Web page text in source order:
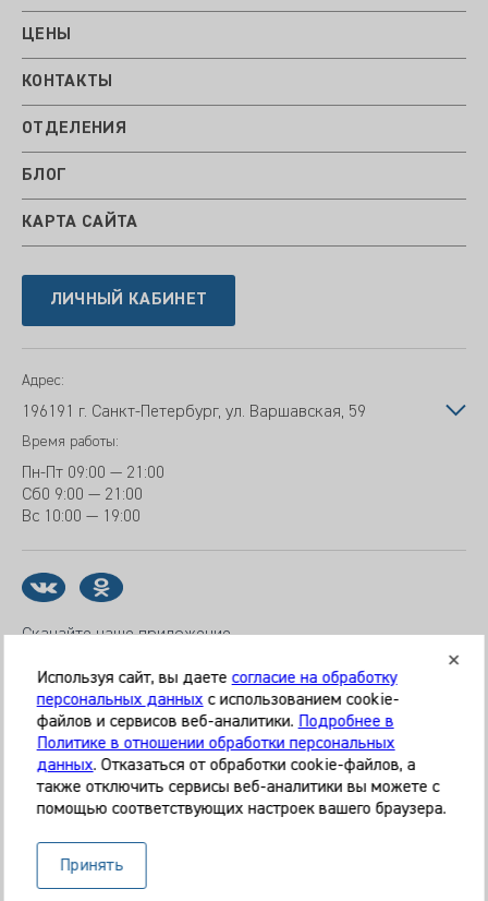
ЦЕНЫ
КОНТАКТЫ
ОТДЕЛЕНИЯ
БЛОГ
КАРТА САЙТА
ЛИЧНЫЙ КАБИНЕТ
Адрес:
196191 г. Санкт-Петербург, ул. Варшавская, 59
Время работы:
Пн-Пт 09:00 — 21:00
Сб0 9:00 — 21:00
Вс 10:00 — 19:00
Скачайте наше приложение
© 2026 Клиника «МЕДИКАЛ ОН ГРУП»
Все права защищены
Информация, представленная на сайте, является
постановки диагноза, назначения лечения. Необходима
очная консультация специалиста. Используя данный сайт,
вы даёте согласие на обработку ваших данных сервисом
Используя сайт, вы даете согласие на обработку
персональных данныхс использованием cookie-
файлов и сервисов веб-аналитики. Подробнее в
Политике в отношении обработки персональных
данных. Отказаться от обработки cookie-файлов, а
также отключить сервисы веб-аналитики вы можете с
помощью соответствующих настроек вашего браузера.
Принять